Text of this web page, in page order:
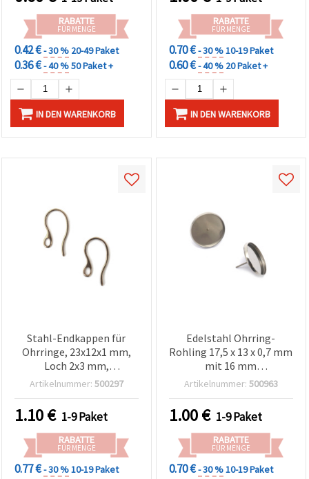
RABATTE
FÜR MENGE
0.42 €- 30 % 20-49 Paket
0.36 €- 40 %50 Paket +
IN DEN WARENKORB
RABATTE
FÜR MENGE
0.70 €- 30 %10-19 Paket
0.60 €- 40 % 20 Paket +
IN DEN WARENKORB
Stahl-Endkappen für
Ohrringe, 23x12x1 mm,
Loch 2x3 mm,
silberfarben - 10 Stück
Artikelnummer: 500297
1.10€ 1-9 Paket
RABATTE
FÜR MENGE
0.77 €- 30 %10-19 Paket
Edelstahl Ohrring-
Rohling 17,5 x 13 x 0,7 mm
mit 16 mm
Cabochonfassung,
Artikelnummer: 500963
1.00€ 1-9 Paket
RABATTE
FÜR MENGE
0.70 €- 30 %10-19 Paket